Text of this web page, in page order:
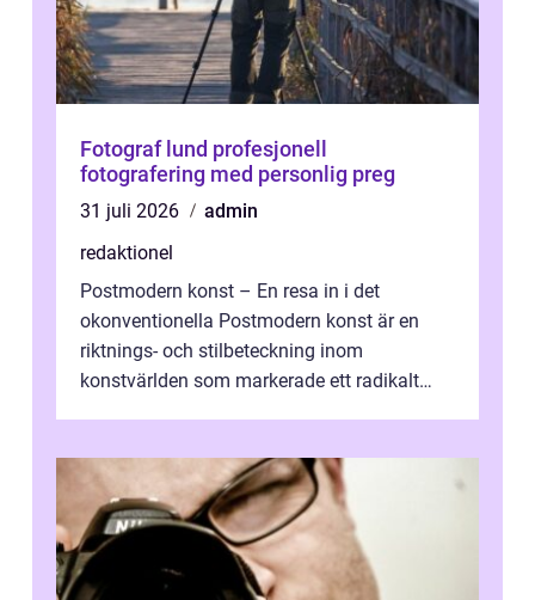
Fotograf lund profesjonell
fotografering med personlig preg
31 juli 2026
admin
redaktionel
Postmodern konst – En resa in i det
okonventionella Postmodern konst är en
riktnings- och stilbeteckning inom
konstvärlden som markerade ett radikalt